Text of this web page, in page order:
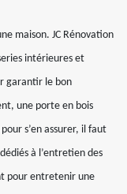
maison. JC Rénovation
intérieures et
garantir le bon
une porte en bois
s’en assurer, il faut
à l’entretien des
pour entretenir une